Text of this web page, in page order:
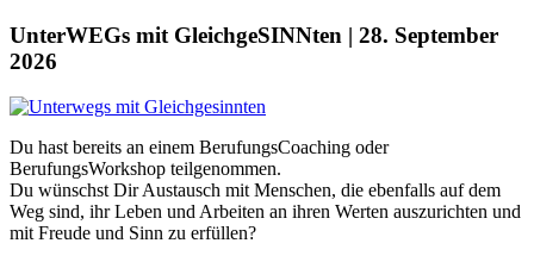
UnterWEGs mit GleichgeSINNten | 28. September
2026
Du hast bereits an einem BerufungsCoaching oder
BerufungsWorkshop teilgenommen.
Du wünschst Dir Austausch mit Menschen, die ebenfalls auf dem
Weg sind, ihr Leben und Arbeiten an ihren Werten auszurichten und
mit Freude und Sinn zu erfüllen?